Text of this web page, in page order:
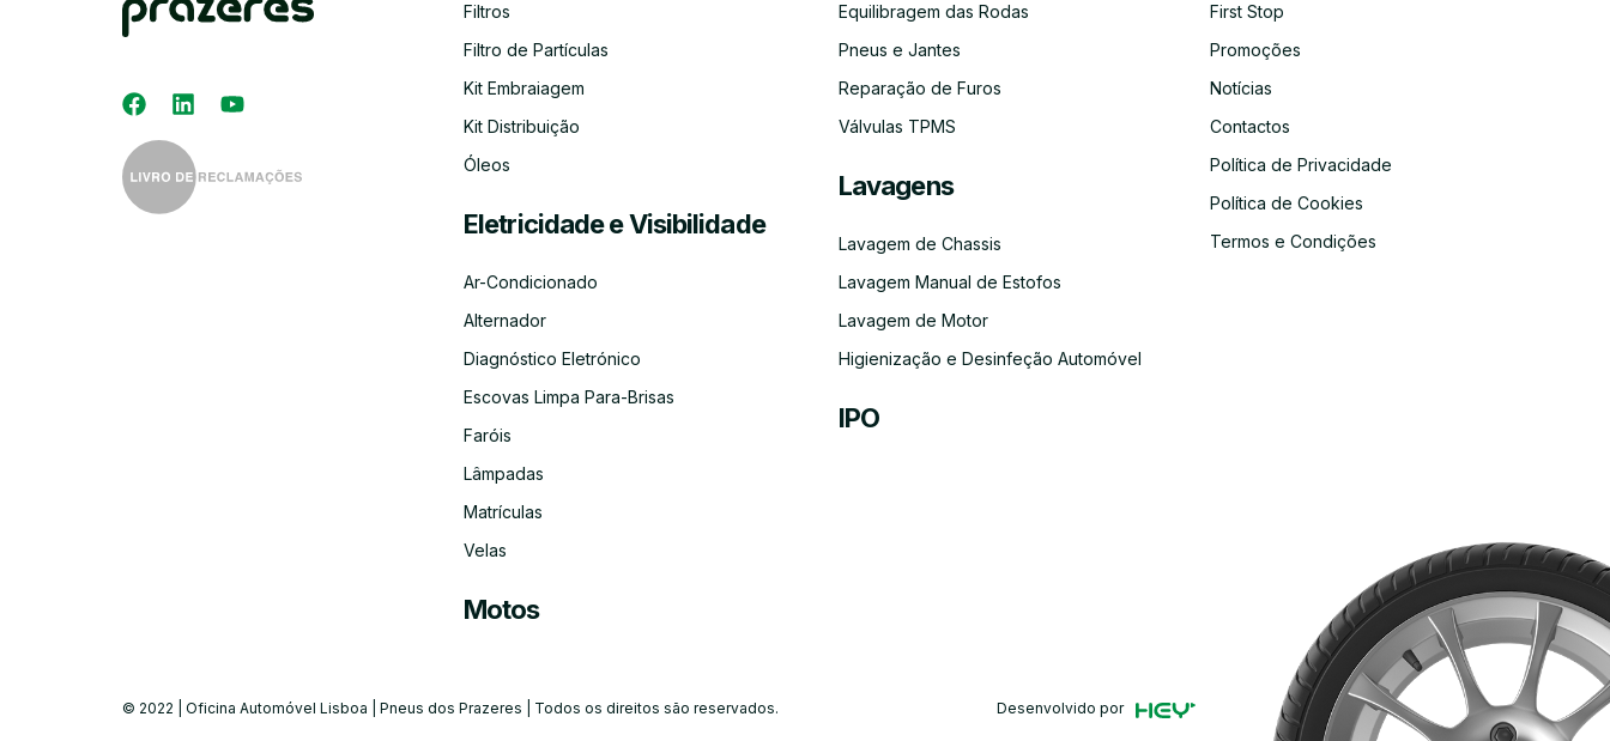
Filtros
Filtro de Partículas
Kit Embraiagem
Kit Distribuição
Óleos
Eletricidade e Visibilidade
Ar-Condicionado
Alternador
Diagnóstico Eletrónico
Escovas Limpa Para-Brisas
Faróis
Lâmpadas
Matrículas
Velas
Motos
Equilibragem das Rodas
Pneus e Jantes
Reparação de Furos
Válvulas TPMS
Lavagens
Lavagem de Chassis
Lavagem Manual de Estofos
Lavagem de Motor
Higienização e Desinfeção Automóvel
IPO
First Stop
Promoções
Notícias
Contactos
Política de Privacidade
Política de Cookies
Termos e Condições
© 2022 | Oficina Automóvel Lisboa | Pneus dos Prazeres | Todos os direitos são reservados. Desenvolvido por
Rádios
AlternadorADBLUELimpeza
do
Circuito
de
Refrigeração
Faróis
Serviço
Recolha
e
Carro
LubrificaçãoInspeção
Automóvel
Escovas
Limpa
Para-
Brisas
Filtros
Emissões
de
Gases
(CO)